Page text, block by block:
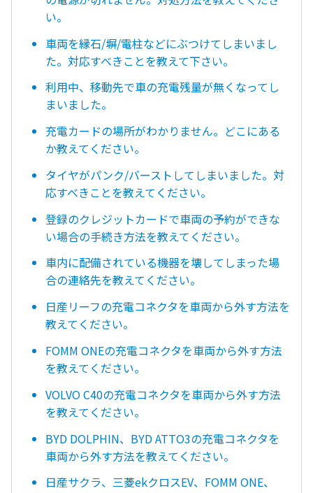
い。
車両を縁石/塀/電柱などにぶつけてしまいまし
た。対応すべきことを教えて下さい。
利用中、移動先で車の充電残量が無くなってし
まいました。
充電カードの場所がわかりません。どこにある
か教えてください。
タイヤがパンク/バーストしてしまいました。対
応すべきことを教えてください。
登録のクレジットカードで車両の予約ができな
い場合の手続き方法を教えてください。
車内に配備されている機器を壊してしまった場
合の連絡先を教えてください。
日産リーフの充電コネクタを車両から外す方法を
教えてください。
FOMM ONEの充電コネクタを車両から外す方法
を教えてください。
VOLVO C40の充電コネクタを車両から外す方法
を教えてください。
BYD DOLPHIN、BYD ATTO3の充電コネクタを
車両から外す方法を教えてください。
日産サクラ、三菱ekクロスEV、FOMM ONE、